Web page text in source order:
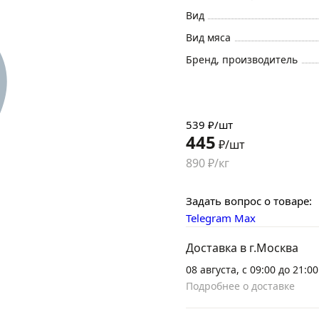
Вид
Вид мяса
Бренд, производитель
539 ₽/шт
445 ₽/шт
890 ₽/кг
Задать вопрос о товаре:
Telegram Max
Доставка в г.Москва
08 августа, с 09:00 до 21:00
Подробнее о доставке